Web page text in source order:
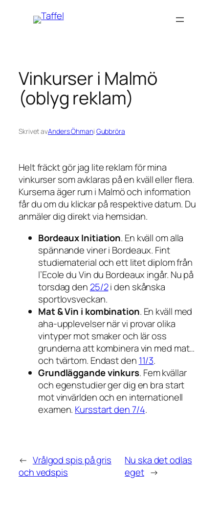
Vinkurser i Malmö
(oblyg reklam)
Skrivet avAnders Öhmani Gubbröra
Helt fräckt gör jag lite reklam för mina
vinkurser som avklaras på en kväll eller flera.
Kurserna äger rum i Malmö och information
får du om du klickar på respektive datum. Du
anmäler dig direkt via hemsidan.
Bordeaux Initiation. En kväll om alla
spännande viner i Bordeaux. Fint
studiematerial och ett litet diplom från
l’Ecole du Vin du Bordeaux ingår. Nu på
torsdag den 25/2i den skånska
sportlovsveckan.
Mat & Vin i kombination. En kväll med
aha-upplevelser när vi provar olika
vintyper mot smaker och lär oss
grunderna att kombinera vin med mat…
och tvärtom. Endast den 11/3.
Grundläggande vinkurs. Fem kvällar
och egenstudier ger dig en bra start
mot vinvärlden och en internationell
examen. Kursstart den 7/4.
← Vrålgod spis på gris
och vedspis
Nu ska det odlas
eget →